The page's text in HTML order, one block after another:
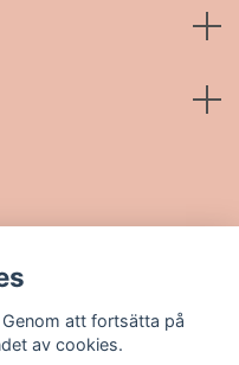
att fortsätta på
av cookies.